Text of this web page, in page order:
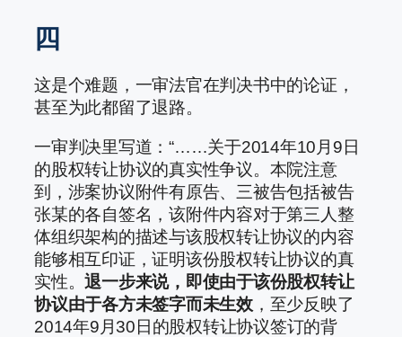
四
这是个难题，一审法官在判决书中的论证，
甚至为此都留了退路。
一审判决里写道：“……关于2014年10月9日
的股权转让协议的真实性争议。本院注意
到，涉案协议附件有原告、三被告包括被告
张某的各自签名，该附件内容对于第三人整
体组织架构的描述与该股权转让协议的内容
能够相互印证，证明该份股权转让协议的真
实性。退一步来说，即使由于该份股权转让
协议由于各方未签字而未生效，至少反映了
2014年9月30日的股权转让协议签订的背